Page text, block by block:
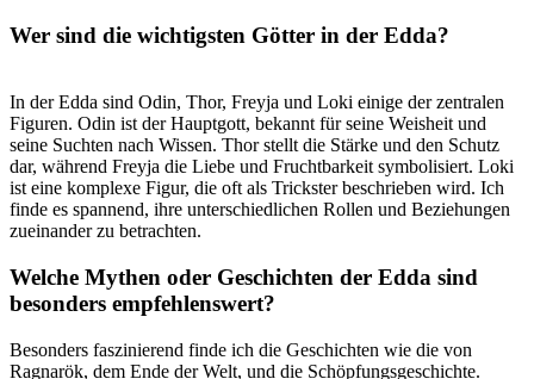
Wer sind die‌ wichtigsten Götter⁣ in der Edda?
In der Edda sind Odin, Thor,‌ Freyja‌ und Loki einige der zentralen
Figuren. Odin ‌ist der Hauptgott, bekannt für‍ seine Weisheit ⁣und⁢
seine Suchten nach Wissen. Thor stellt die Stärke und den Schutz
dar, während Freyja die Liebe und ​Fruchtbarkeit symbolisiert. ⁤Loki⁤
ist ​eine komplexe Figur, ‍die oft als Trickster beschrieben wird. Ich‌
finde es spannend, ihre unterschiedlichen Rollen⁤ und⁢ Beziehungen⁢
zueinander zu betrachten.
Welche Mythen ⁣oder ⁤Geschichten der Edda sind
besonders empfehlenswert?
Besonders faszinierend ​finde⁤ ich die Geschichten wie ‌die ⁤von
Ragnarök, dem Ende der Welt, und​ die‌ Schöpfungsgeschichte.